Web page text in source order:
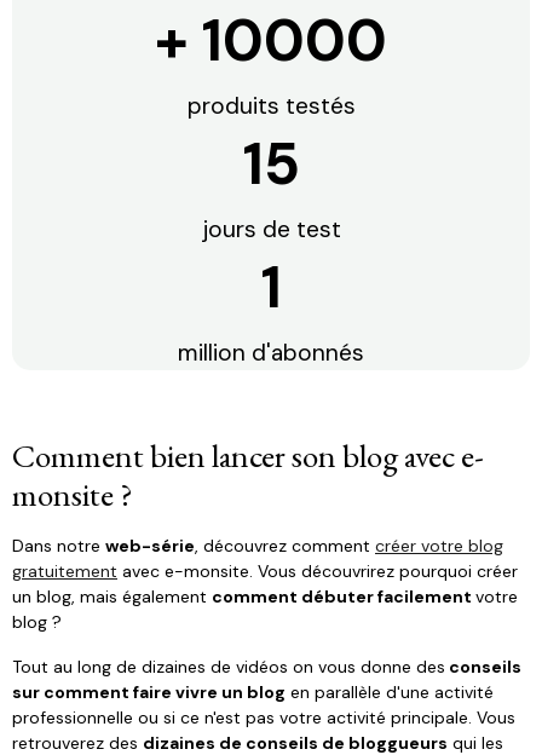
+ 10000
produits testés
15
jours de test
1
million d'abonnés
Comment bien lancer son blog avec e-
monsite ?
Dans notre web-série, découvrez comment créer votre blog
gratuitement avec e-monsite. Vous découvrirez pourquoi créer
un blog, mais également comment débuter facilement votre
blog ?
Tout au long de dizaines de vidéos on vous donne des conseils
sur comment faire vivre un blog en parallèle d'une activité
professionnelle ou si ce n'est pas votre activité principale. Vous
retrouverez des dizaines de conseils de bloggueurs qui les